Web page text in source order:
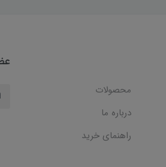
محصولات
درباره ما
راهنمای خرید